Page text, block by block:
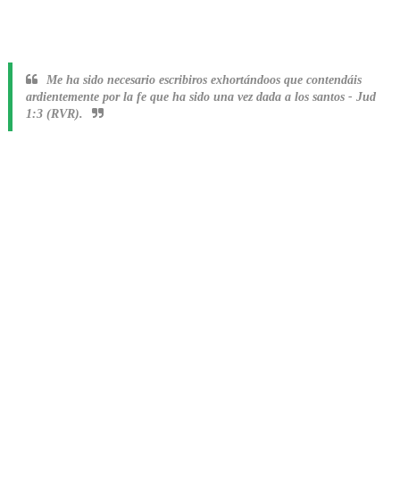
Me ha sido necesario escribiros exhortándoos que contendáis
ardientemente por la fe que ha sido una vez dada a los santos - Jud
1:3 (RVR).